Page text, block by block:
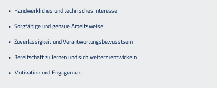
Handwerkliches und technisches Interesse
Sorgfältige und genaue Arbeitsweise
Zuverlässigkeit und Verantwortungsbewusstsein
Bereitschaft zu lernen und sich weiterzuentwickeln
Motivation und Engagement